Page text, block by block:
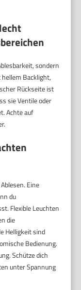
sondern
Backlight,
Rückseite ist
sie Ventile oder
Achte auf
Eine
du
Flexible Leuchten
die
Helligkeit sind
Bedienung.
Schütze dich
unter Spannung